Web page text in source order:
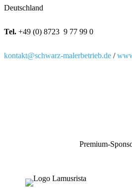
Deutschland
Tel. +49 (0) 8723 9 77 99 0
kontakt@schwarz-malerbetrieb.de /
Premium-